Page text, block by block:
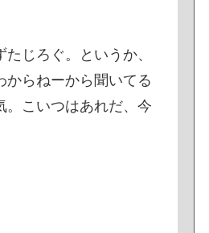
じろぐ。というか、
からねーから聞いてる
。こいつはあれだ、今